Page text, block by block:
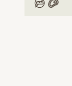
Low Carb
Mit Fleisch